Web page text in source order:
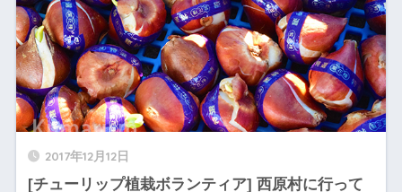
2017年12月12日
[チューリップ植栽ボランティア] 西原村に行って